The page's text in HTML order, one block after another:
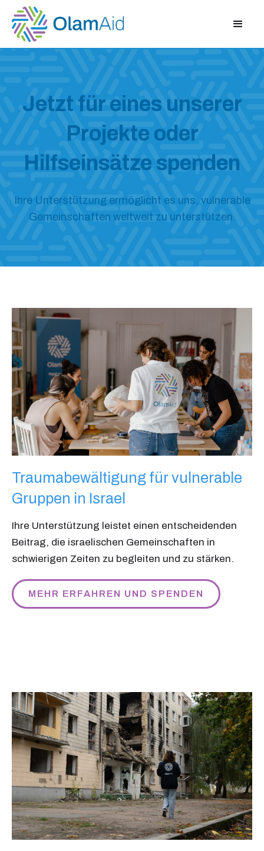
Jetzt für eines unserer
Projekte oder
Hilfseinsätze spenden
Ihre Unterstützung ermöglicht es uns, vulnerable
Gemeinschaften weltweit zu unterstützen.
Traumabewältigung für vulnerable
Gruppen in Israel
Ihre Unterstützung leistet einen entscheidenden
Beitrag, die israelischen Gemeinschaften in
schwierigen Zeiten zu begleiten und zu stärken.
MEHR ERFAHREN UND SPENDEN